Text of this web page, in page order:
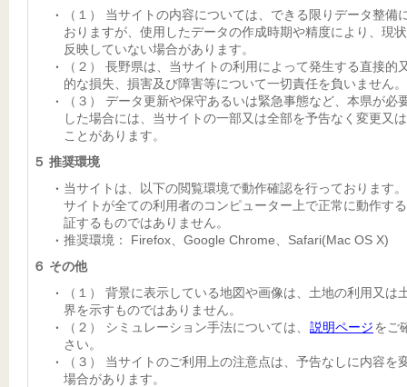
（１） 当サイトの内容については、できる限りデータ整備
おりますが、使用したデータの作成時期や精度により、現
反映していない場合があります。
（２） 長野県は、当サイトの利用によって発生する直接的
的な損失、損害及び障害等について一切責任を負いません。
（３） データ更新や保守あるいは緊急事態など、本県が必
した場合には、当サイトの一部又は全部を予告なく変更又
ことがあります。
５ 推奨環境
当サイトは、以下の閲覧環境で動作確認を行っております
サイトが全ての利用者のコンピューター上で正常に動作す
証するものではありません。
推奨環境： Firefox、Google Chrome、Safari(Mac OS X)
６ その他
（１） 背景に表示している地図や画像は、土地の利用又は
界を示すものではありません。
（２） シミュレーション手法については、 説明ページをご
さい。
（３） 当サイトのご利用上の注意点は、予告なしに内容を
場合があります。